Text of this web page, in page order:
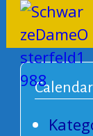
Calendar